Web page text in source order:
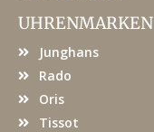
UHRENMARKEN
Junghans
Rado
Oris
Tissot